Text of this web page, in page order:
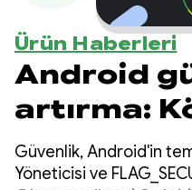
Ürün Haberleri
Android
artırma:
Güvenlik, Android'in
Yöneticisi ve